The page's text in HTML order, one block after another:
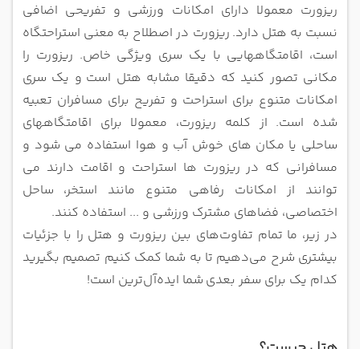
ریزورت معمولا دارای امکانات ورزشی و تفریحی اضافی
نسبت به هتل دارد. ریزورت در اصطلاح به معنی استراحتگاه
است، اقامتگاههایی با یک سری ویژگی خاص. ریزورت را
مکانی تصور کنید که دقیقا مشابه هتل است و یک سری
امکانات متنوع برای استراحت و تفریح برای مسافران تعبیه
شده است. از کلمه ریزورت، معمولا برای اقامتگاههای
ساحلی یا مکان های خوش آب و هوا استفاده می شود و
مسافرانی که در ریزورت ها استراحت و اقامت دارند می
توانند از امکانات رفاهی متنوع مانند استخر، ساحل
اختصاصی، فضاهای مشترک ورزشی و ... استفاده کنند.
در زیر، ما تمام تفاوت‌های بین ریزورت و هتل را با جزئیات
بیشتری شرح می‌دهیم تا به شما کمک کنیم تصمیم بگیرید
کدام یک برای سفر بعدی شما ایده‌آل‌ترین است!